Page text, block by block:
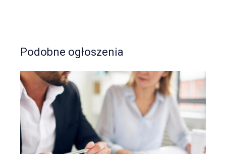
Podobne ogłoszenia